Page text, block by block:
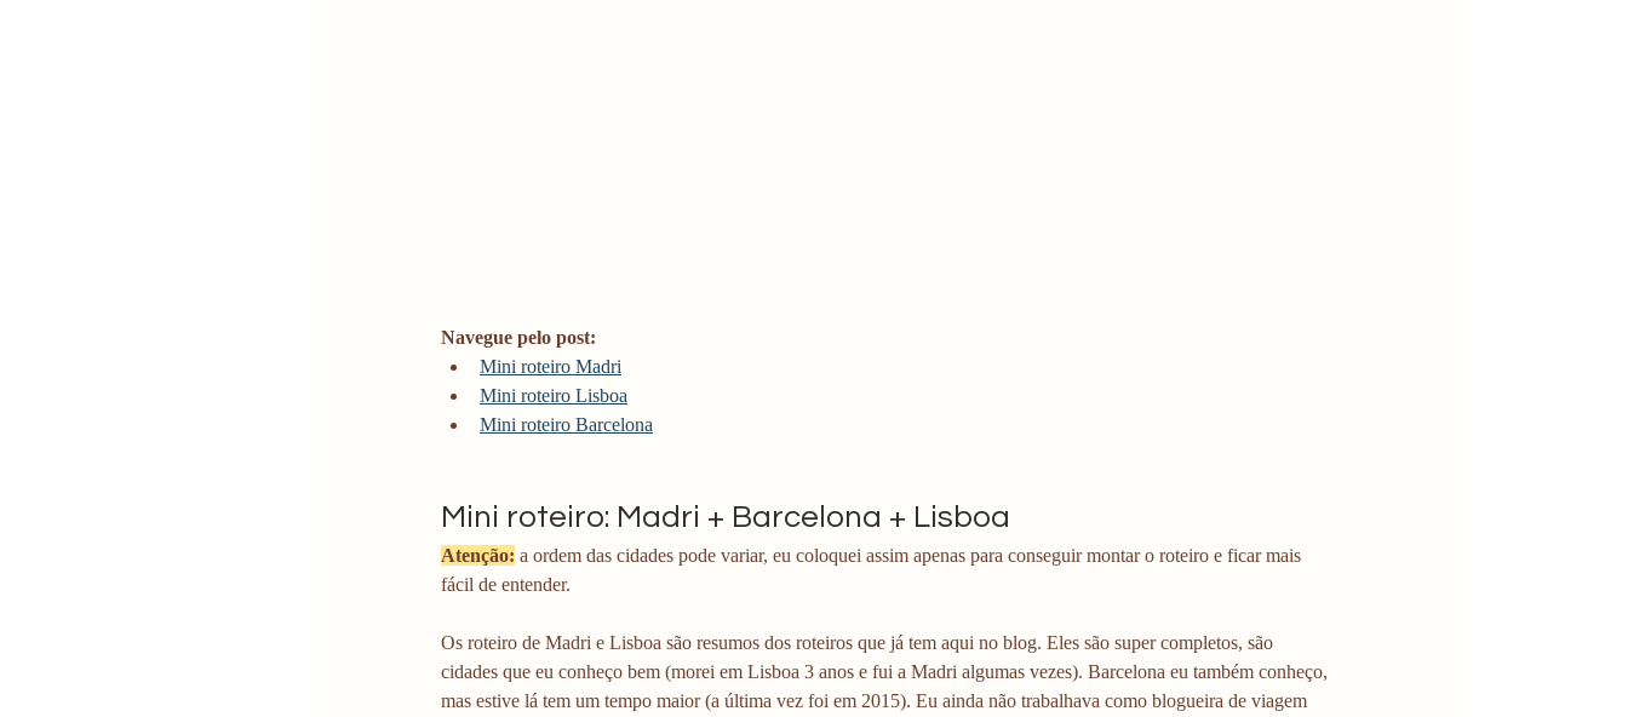
Navegue pelo post:
Mini roteiro Madri
Mini roteiro Lisboa
Mini roteiro Barcelona
Mini roteiro: Madri + Barcelona + Lisboa
Atenção: a ordem das cidades pode variar, eu coloquei assim apenas para conseguir montar o roteiro e ficar mais
fácil de entender.
Os roteiro de Madri e Lisboa são resumos dos roteiros que já tem aqui no blog. Eles são super completos, são
cidades que eu conheço bem (morei em Lisboa 3 anos e fui a Madri algumas vezes). Barcelona eu também conheço,
mas estive lá tem um tempo maior (a última vez foi em 2015). Eu ainda não trabalhava como blogueira de viagem